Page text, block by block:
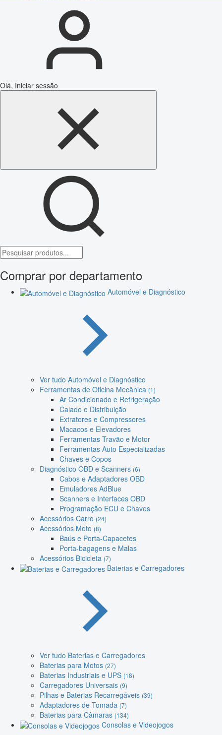
Olá, Iniciar sessão
Comprar por departamento
Automóvel e Diagnóstico
Ver tudo Automóvel e Diagnóstico
Ferramentas de Oficina Mecânica (1)
Ar Condicionado e Refrigeração
Calado e Distribuição
Extratores e Compressores
Macacos e Elevadores
Ferramentas Travão e Motor
Ferramentas Auto Especializadas
Chaves e Copos
Diagnóstico OBD e Scanners (6)
Cabos e Adaptadores OBD
Emuladores AdBlue
Scanners e Interfaces OBD
Programação ECU e Chaves
Acessórios Carro (24)
Acessórios Moto (8)
Baús e Porta-Capacetes
Porta-bagagens e Malas
Acessórios Bicicleta (7)
Baterias e Carregadores
Ver tudo Baterias e Carregadores
Baterias para Motos (27)
Baterias Industriais e UPS (18)
Carregadores Universais (9)
Pilhas e Baterias Recarregáveis (39)
Adaptadores de Tomada (7)
Baterias para Câmaras (134)
Consolas e Videojogos